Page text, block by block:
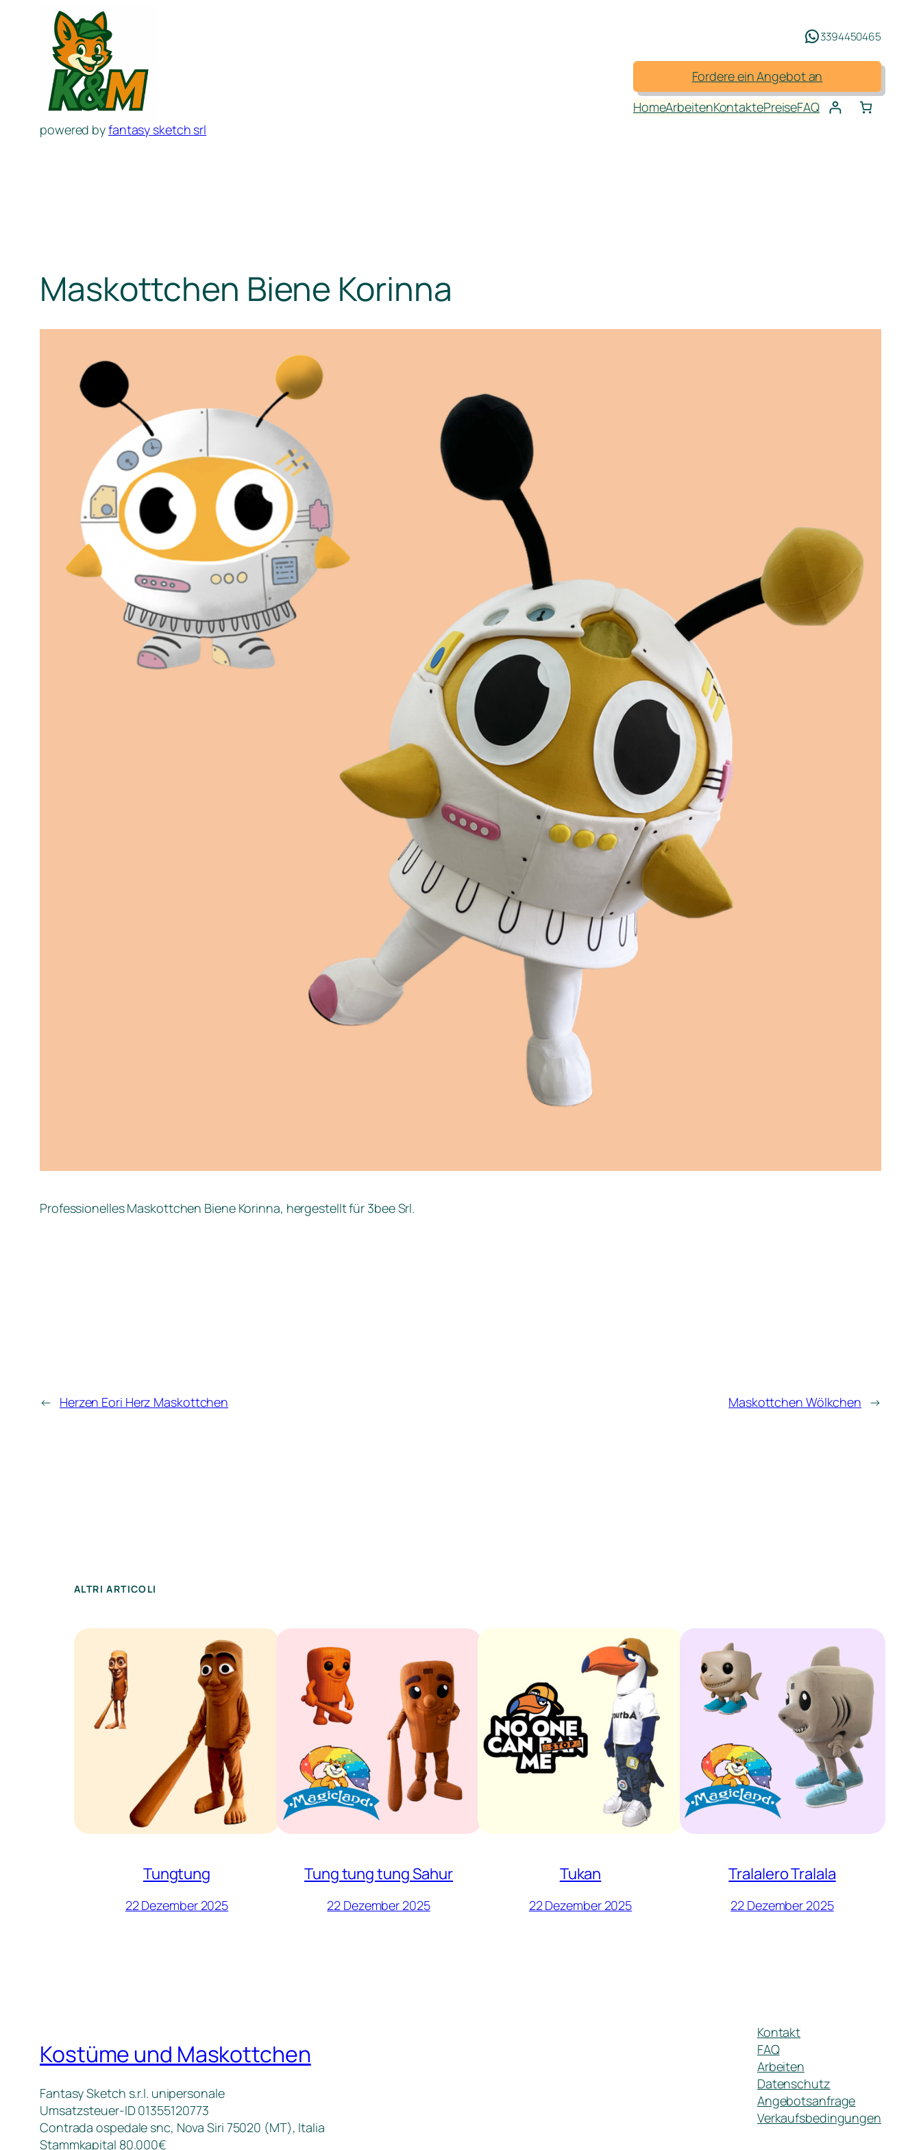
springen
powered byfantasy sketch srl
3394450465
Fordere ein Angebot an
HomeArbeitenKontaktePreiseFAQ
Maskottchen Biene Korinna
Professionelles Maskottchen Biene Korinna, hergestellt für 3bee Srl.
← Herzen Eori Herz Maskottchen Maskottchen Wölkchen →
ALTRI ARTICOLI
Tungtung
22 Dezember 2025
Tung tung tung Sahur
22 Dezember 2025
Tukan
22 Dezember 2025
Tralalero Tralala
22 Dezember 2025
Kostüme und Maskottchen
Fantasy Sketch s.r.l. unipersonale
Umsatzsteuer-ID 01355120773
Contrada ospedale snc, Nova Siri 75020 (MT), Italia
Stammkapital 80.000€
Kontakt
FAQ
Arbeiten
Datenschutz
Angebotsanfrage
Verkaufsbedingungen